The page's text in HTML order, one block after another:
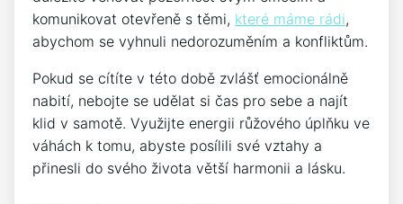
komunikovat ‌otevřeně s těmi, které máme rádi,
abychom se ‍vyhnuli nedorozuměním a⁣ konfliktům.
Pokud se cítíte v této době‍ zvlášť emocionálně
nabití, nebojte‍ se udělat si čas‌ pro sebe ​a najít
klid v⁣ samotě. Využijte energii růžového úplňku ve‌
váhách k⁣ tomu,‍ abyste posílili své vztahy a
přinesli do svého života‍ větší ‍harmonii ⁣a ⁢lásku.